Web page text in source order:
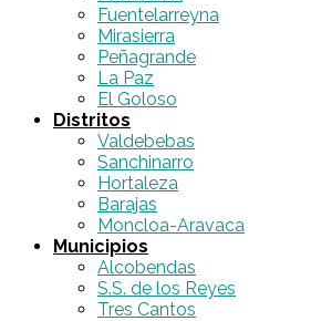
Fuentelarreyna
Mirasierra
Peñagrande
La Paz
El Goloso
Distritos
Valdebebas
Sanchinarro
Hortaleza
Barajas
Moncloa-Aravaca
Municipios
Alcobendas
S.S. de los Reyes
Tres Cantos